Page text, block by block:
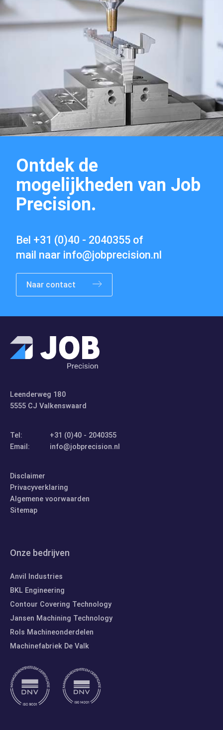
Machinepark
Vacatures
Contact
Ontdek de
mogelijkheden van Job
Precision.
Bel +31 (0)40 - 2040355 of
mail naar info@jobprecision.nl
Naar contact
Leenderweg 180
5555 CJ Valkenswaard
Tel:
+31 (0)40 - 2040355
Email:
info@jobprecision.nl
Disclaimer
Privacyverklaring
Algemene voorwaarden
Sitemap
Onze bedrijven
Anvil Industries
BKL Engineering
Contour Covering Technology
Jansen Machining Technology
Rols Machineonderdelen
Machinefabriek De Valk